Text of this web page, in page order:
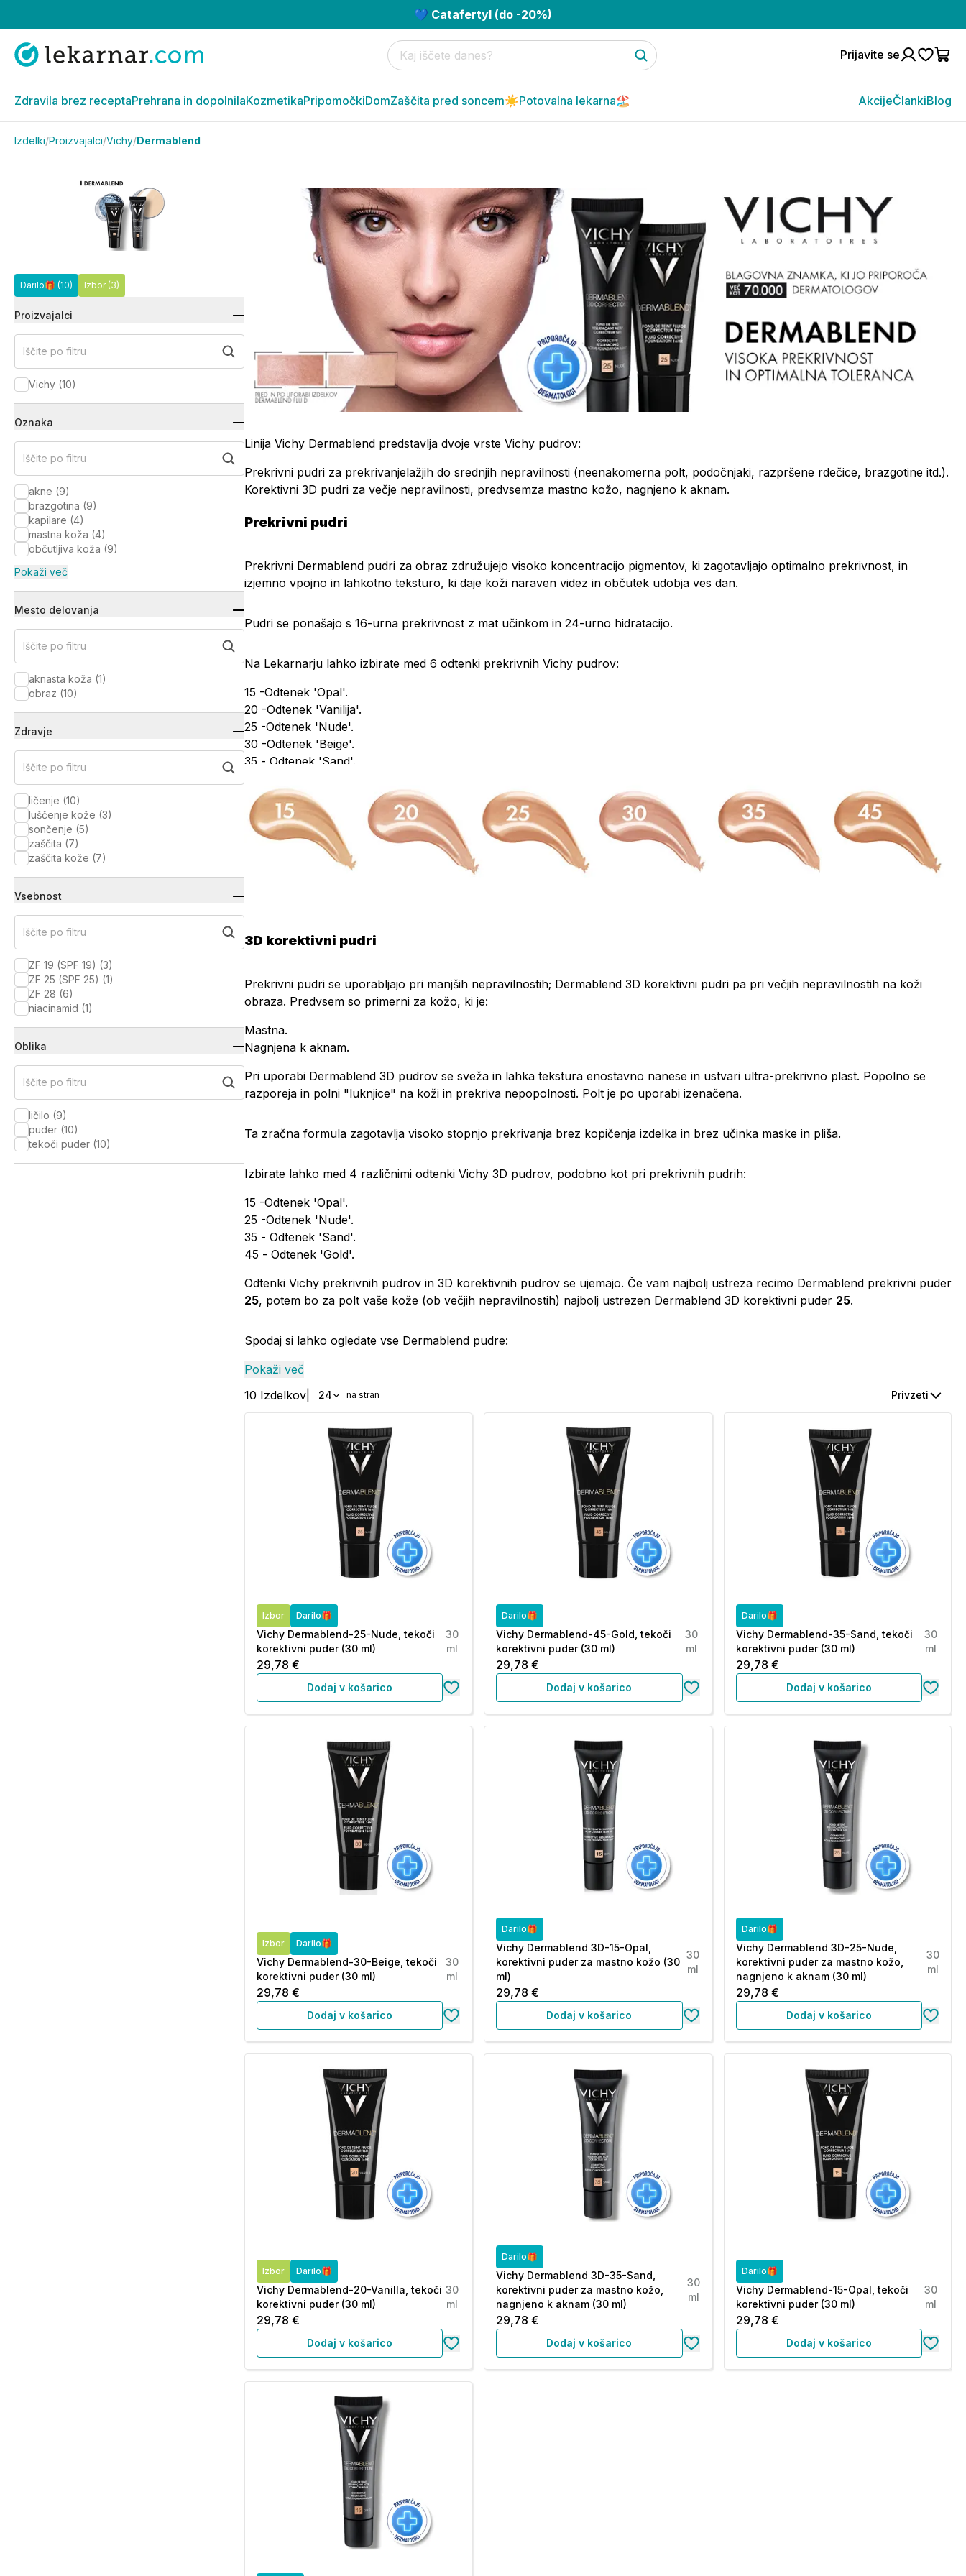
💙 Catafertyl (do -20%)
Prijavite se
Zdravila brez receptaPrehrana in dopolnilaKozmetikaPripomočkiDomZaščita pred soncem☀️Potovalna lekarna🏖️ AkcijeČlankiBlog
Izdelki/Proizvajalci/Vichy/Dermablend
Darilo🎁 (10) Izbor (3)
Proizvajalci
Iščite po filtru
Vichy (10)
Oznaka
Iščite po filtru
akne (9)
brazgotina (9)
kapilare (4)
mastna koža (4)
občutljiva koža (9)
Pokaži več
Mesto delovanja
Iščite po filtru
aknasta koža (1)
obraz (10)
Zdravje
Iščite po filtru
ličenje (10)
luščenje kože (3)
sončenje (5)
zaščita (7)
zaščita kože (7)
Vsebnost
Iščite po filtru
ZF 19 (SPF 19) (3)
ZF 25 (SPF 25) (1)
ZF 28 (6)
niacinamid (1)
Oblika
Iščite po filtru
ličilo (9)
puder (10)
tekoči puder (10)
Linija Vichy Dermablend predstavlja dvoje vrste Vichy pudrov:
Prekrivni pudri za prekrivanjelažjih do srednjih nepravilnosti (neenakomerna polt, podočnjaki, razpršene rdečice, brazgotine itd.).
Korektivni 3D pudri za večje nepravilnosti, predvsemza mastno kožo, nagnjeno k aknam.
Prekrivni pudri
Prekrivni Dermablend pudri za obraz združujejo visoko koncentracijo pigmentov, ki zagotavljajo optimalno prekrivnost, in
izjemno vpojno in lahkotno teksturo, ki daje koži naraven videz in občutek udobja ves dan.
Pudri se ponašajo s 16-urna prekrivnost z mat učinkom in 24-urno hidratacijo.
Na Lekarnarju lahko izbirate med 6 odtenki prekrivnih Vichy pudrov:
15 -Odtenek 'Opal'.
20 -Odtenek 'Vanilija'.
25 -Odtenek 'Nude'.
30 -Odtenek 'Beige'.
35 - Odtenek 'Sand'.
3D korektivni pudri
Prekrivni pudri se uporabljajo pri manjših nepravilnostih; Dermablend 3D korektivni pudri pa pri večjih nepravilnostih na koži
obraza. Predvsem so primerni za kožo, ki je:
Mastna.
Nagnjena k aknam.
Pri uporabi Dermablend 3D pudrov se sveža in lahka tekstura enostavno nanese in ustvari ultra-prekrivno plast. Popolno se
razporeja in polni "luknjice" na koži in prekriva nepopolnosti. Polt je po uporabi izenačena.
Ta zračna formula zagotavlja visoko stopnjo prekrivanja brez kopičenja izdelka in brez učinka maske in pliša.
Izbirate lahko med 4 različnimi odtenki Vichy 3D pudrov, podobno kot pri prekrivnih pudrih:
15 -Odtenek 'Opal'.
25 -Odtenek 'Nude'.
35 - Odtenek 'Sand'.
45 - Odtenek 'Gold'.
Odtenki Vichy prekrivnih pudrov in 3D korektivnih pudrov se ujemajo. Če vam najbolj ustreza recimo Dermablend prekrivni puder
25, potem bo za polt vaše kože (ob večjih nepravilnostih) najbolj ustrezen Dermablend 3D korektivni puder 25.
Spodaj si lahko ogledate vse Dermablend pudre:
Pokaži več
10 Izdelkov 24 na stran Privzeti
Izbor Darilo🎁
Vichy Dermablend-25-Nude, tekoči
korektivni puder (30 ml)
30
ml
29,78 €
Dodaj v košarico
Darilo🎁
Vichy Dermablend-45-Gold, tekoči
korektivni puder (30 ml)
30
ml
29,78 €
Dodaj v košarico
Darilo🎁
Vichy Dermablend-35-Sand, tekoči
korektivni puder (30 ml)
30
ml
29,78 €
Dodaj v košarico
Izbor Darilo🎁
Vichy Dermablend-30-Beige, tekoči
korektivni puder (30 ml)
30
ml
29,78 €
Dodaj v košarico
Darilo🎁
Vichy Dermablend 3D-15-Opal,
korektivni puder za mastno kožo (30
ml)
30
ml
29,78 €
Dodaj v košarico
Darilo🎁
Vichy Dermablend 3D-25-Nude,
korektivni puder za mastno kožo,
nagnjeno k aknam (30 ml)
30
ml
29,78 €
Dodaj v košarico
Izbor Darilo🎁
Vichy Dermablend-20-Vanilla, tekoči
korektivni puder (30 ml)
30
ml
29,78 €
Dodaj v košarico
Darilo🎁
Vichy Dermablend 3D-35-Sand,
korektivni puder za mastno kožo,
nagnjeno k aknam (30 ml)
30
ml
29,78 €
Dodaj v košarico
Darilo🎁
Vichy Dermablend-15-Opal, tekoči
korektivni puder (30 ml)
30
ml
29,78 €
Dodaj v košarico